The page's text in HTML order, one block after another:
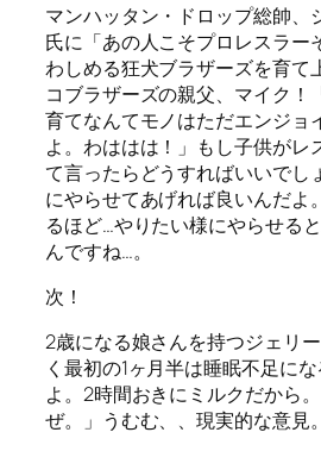
マンハッタン・ドロップ総帥、
氏に「あの人こそプロレスラー
わしめる狂犬ブラザーズを育て
コブラザーズの親父、マイク！
育てなんてモノはただエンジョ
よ。わははは！」もし子供がレ
て言ったらどうすればいいでし
にやらせてあげれば良いんだよ
るほど…やりたい様にやらせる
んですね…。
次！
2歳になる娘さんを持つジェリ
く最初の1ヶ月半は睡眠不足に
よ。2時間おきにミルクだから
ぜ。」うむむ、、現実的な意見。